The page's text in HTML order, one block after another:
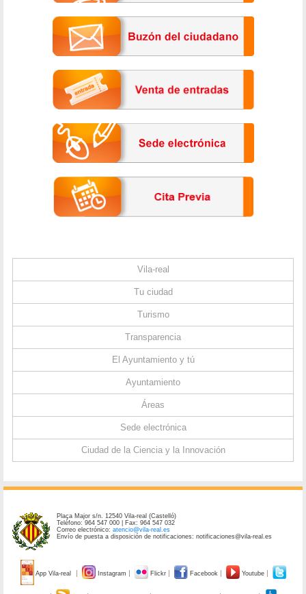
Vila-real
Tu ciudad
Turismo
Transparencia
El Ayuntamiento y tú
Ayuntamiento
Áreas
Sede electrónica
Ciudad de la Ciencia y la Innovación
Plaça Major s/n. 12540 Vila-real (Castelló)
Teléfono: 964 547 000 | Fax: 964 547 032
Correo electrónico:atencio@vila-real.es
Envío de puesta a disposición de notificaciones: notificaciones@vila-real.es
App Vila-real Instagram Flickr Facebook Youtube